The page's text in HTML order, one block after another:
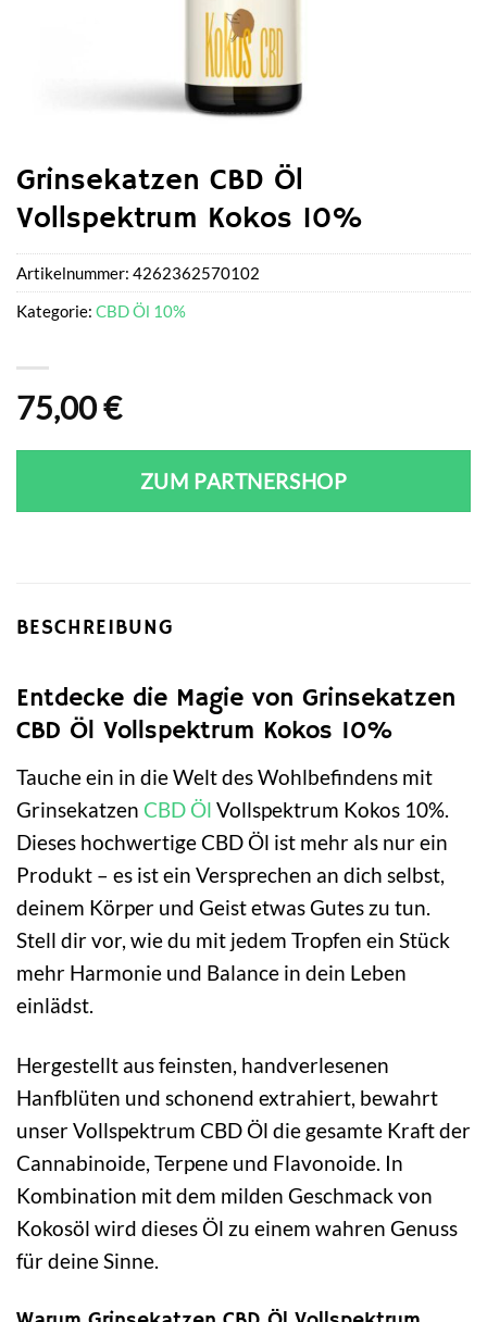
Grinsekatzen CBD Öl
Vollspektrum Kokos 10%
75,00€
ZUM PARTNERSHOP
Artikelnummer: 4262362570102
Kategorie: CBD Öl 10%
BESCHREIBUNG
Entdecke die Magie von Grinsekatzen
CBD Öl Vollspektrum Kokos 10%
Tauche ein in die Welt des Wohlbefindens mit
Grinsekatzen CBD Öl Vollspektrum Kokos 10%.
Dieses hochwertige CBD Öl ist mehr als nur ein
Produkt – es ist ein Versprechen an dich selbst,
deinem Körper und Geist etwas Gutes zu tun.
Stell dir vor, wie du mit jedem Tropfen ein Stück
mehr Harmonie und Balance in dein Leben
einlädst.
Hergestellt aus feinsten, handverlesenen
Hanfblüten und schonend extrahiert, bewahrt
unser Vollspektrum CBD Öl die gesamte Kraft der
Cannabinoide, Terpene und Flavonoide. In
Kombination mit dem milden Geschmack von
Kokosöl wird dieses Öl zu einem wahren Genuss
für deine Sinne.